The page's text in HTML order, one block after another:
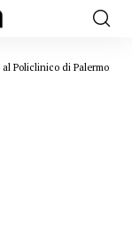
Policlinico di Palermo